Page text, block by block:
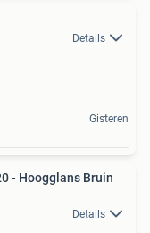
Details
Gisteren
- Hoogglans Bruin
Details